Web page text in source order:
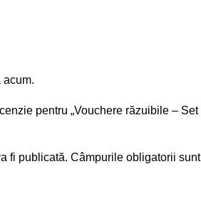
acum.
pentru „Vouchere răzuibile – Set
fi publicată. Câmpurile obligatorii sunt